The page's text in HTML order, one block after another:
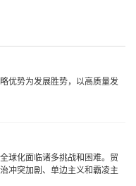
优势为发展胜势，以高质量发
球化面临诸多挑战和困难。贸
冲突加剧、单边主义和霸凌主
也直接或间接抑制了经济全球